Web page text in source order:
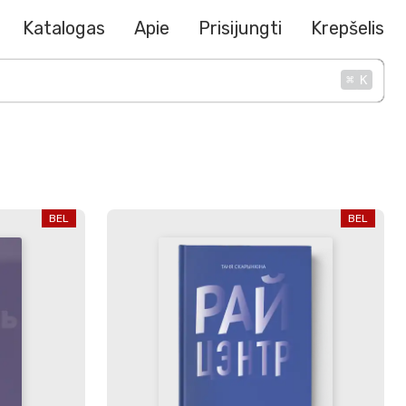
Katalogas Apie Prisijungti Krepšelis
⌘ K
BEL BEL